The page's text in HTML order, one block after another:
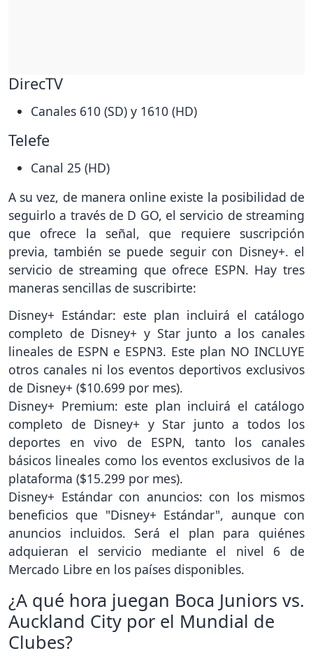
DirecTV
Canales 610 (SD) y 1610 (HD)
Telefe
Canal 25 (HD)
A su vez, de manera online existe la posibilidad de
seguirlo a través de D GO, el servicio de streaming
que ofrece la señal, que requiere suscripción
previa, también se puede seguir con Disney+. el
servicio de streaming que ofrece ESPN. Hay tres
maneras sencillas de suscribirte:
Disney+ Estándar: este plan incluirá el catálogo
completo de Disney+ y Star junto a los canales
lineales de ESPN e ESPN3. Este plan NO INCLUYE
otros canales ni los eventos deportivos exclusivos
de Disney+ ($10.699 por mes).
Disney+ Premium: este plan incluirá el catálogo
completo de Disney+ y Star junto a todos los
deportes en vivo de ESPN, tanto los canales
básicos lineales como los eventos exclusivos de la
plataforma ($15.299 por mes).
Disney+ Estándar con anuncios: con los mismos
beneficios que "Disney+ Estándar", aunque con
anuncios incluidos. Será el plan para quiénes
adquieran el servicio mediante el nivel 6 de
Mercado Libre en los países disponibles.
¿A qué hora juegan Boca Juniors vs.
Auckland City por el Mundial de
Clubes?